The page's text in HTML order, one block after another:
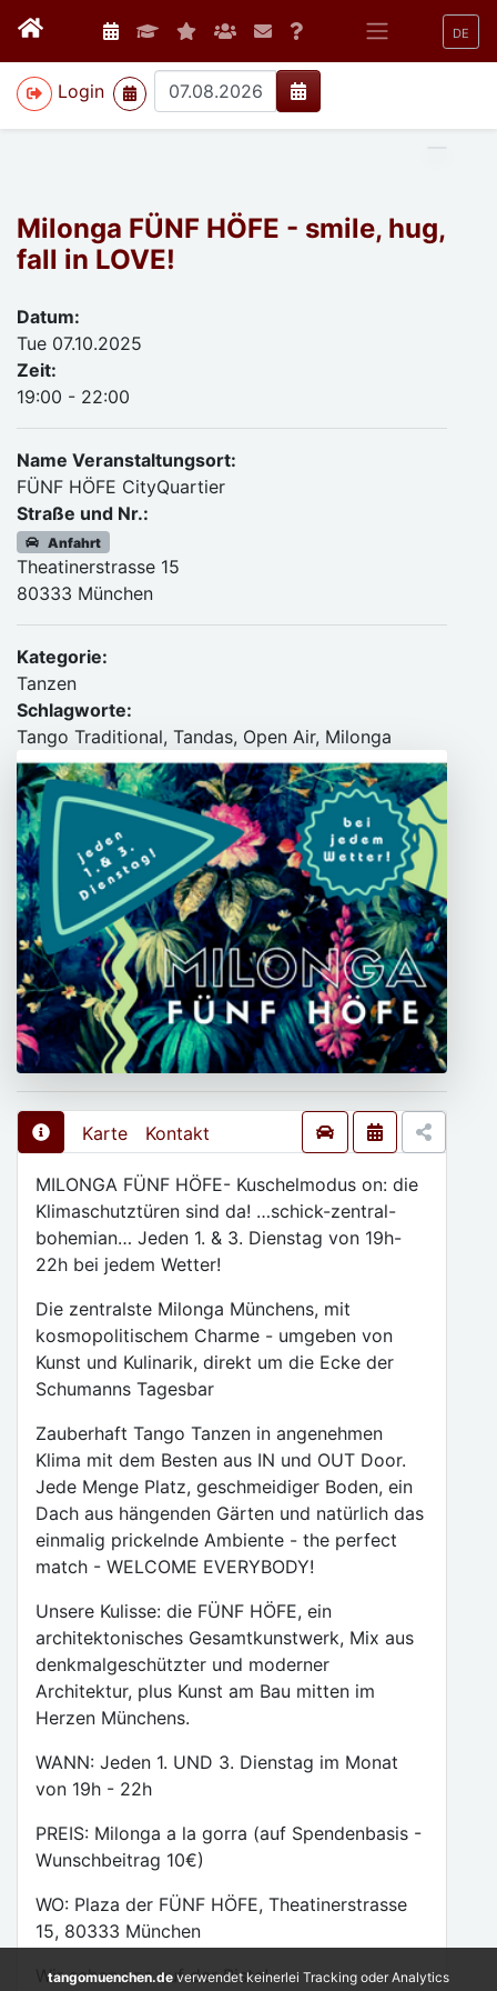
DE
Login
>
Milonga FÜNF HÖFE - smile, hug,
fall in LOVE!
Datum:
Tue 07.10.2025
Zeit:
19:00 - 22:00
Name Veranstaltungsort:
FÜNF HÖFE CityQuartier
Straße und Nr.:
Anfahrt
Theatinerstrasse 15
80333 München
Kategorie:
Tanzen
Schlagworte:
Tango Traditional, Tandas, Open Air, Milonga
Karte Kontakt
MILONGA FÜNF HÖFE- Kuschelmodus on: die
Klimaschutztüren sind da! …schick-zentral-
bohemian… Jeden 1. & 3. Dienstag von 19h-
22h bei jedem Wetter!
Die zentralste Milonga Münchens, mit
kosmopolitischem Charme - umgeben von
Kunst und Kulinarik, direkt um die Ecke der
Schumanns Tagesbar
Zauberhaft Tango Tanzen in angenehmen
Klima mit dem Besten aus IN und OUT Door.
Jede Menge Platz, geschmeidiger Boden, ein
Dach aus hängenden Gärten und natürlich das
einmalig prickelnde Ambiente - the perfect
match - WELCOME EVERYBODY!
Unsere Kulisse: die FÜNF HÖFE, ein
architektonisches Gesamtkunstwerk, Mix aus
denkmalgeschützter und moderner
Architektur, plus Kunst am Bau mitten im
Herzen Münchens.
WANN: Jeden 1. UND 3. Dienstag im Monat
von 19h - 22h
PREIS: Milonga a la gorra (auf Spendenbasis -
Wunschbeitrag 10€)
WO: Plaza der FÜNF HÖFE, Theatinerstrasse
15, 80333 München
Wir sehen uns auf der Piste!
tangomuenchen.de verwendet keinerlei Tracking oder Analytics